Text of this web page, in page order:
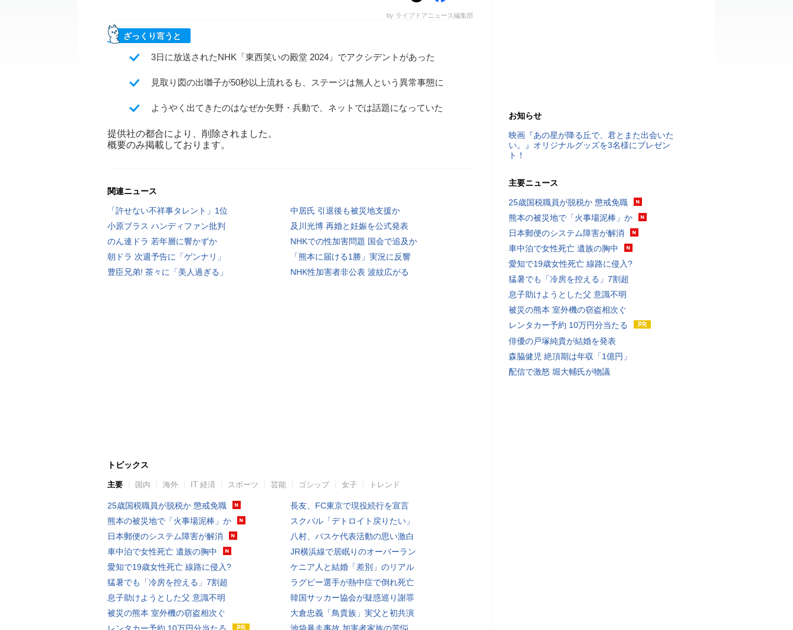
by ライブドアニュース編集部
ざっくり言うと
3日に放送されたNHK「東西笑いの殿堂 2024」でアクシデントがあった
見取り図の出囃子が50秒以上流れるも、ステージは無人という異常事態に
ようやく出てきたのはなぜか矢野・兵動で、ネットでは話題になっていた
提供社の都合により、削除されました。
概要のみ掲載しております。
関連ニュース
「許せない不祥事タレント」1位
中居氏 引退後も被災地支援か
小原ブラス ハンディファン批判
及川光博 再婚と妊娠を公式発表
のん連ドラ 若年層に響かずか
NHKでの性加害問題 国会で追及か
朝ドラ 次週予告に「ゲンナリ」
「熊本に届ける1勝」実況に反響
豊臣兄弟! 茶々に「美人過ぎる」
NHK性加害者非公表 波紋広がる
トピックス
主要 国内 海外 IT 経済 スポーツ 芸能 ゴシップ 女子 トレンド
25歳国税職員が脱税か 懲戒免職
熊本の被災地で「火事場泥棒」か
日本郵便のシステム障害が解消
車中泊で女性死亡 遺族の胸中
愛知で19歳女性死亡 線路に侵入?
猛暑でも「冷房を控える」7割超
息子助けようとした父 意識不明
被災の熊本 室外機の窃盗相次ぐ
長友、FC東京で現役続行を宣言
スクバル「デトロイト戻りたい」
八村、バスケ代表活動の思い激白
JR横浜線で居眠りのオーバーラン
ケニア人と結婚「差別」のリアル
ラグビー選手が熱中症で倒れ死亡
韓国サッカー協会が疑惑巡り謝罪
大倉忠義「鳥貴族」実父と初共演
お知らせ
映画『あの星が降る丘で、君とまた出会いた
い。』オリジナルグッズを3名様にプレゼン
ト！
主要ニュース
25歳国税職員が脱税か 懲戒免職
熊本の被災地で「火事場泥棒」か
日本郵便のシステム障害が解消
車中泊で女性死亡 遺族の胸中
愛知で19歳女性死亡 線路に侵入?
猛暑でも「冷房を控える」7割超
息子助けようとした父 意識不明
被災の熊本 室外機の窃盗相次ぐ
レンタカー予約 10万円分当たる
俳優の戸塚純貴が結婚を発表
森脇健児 絶頂期は年収「1億円」
配信で激怒 堀大輔氏が物議